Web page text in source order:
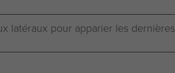
latéraux pour apparier les dernières